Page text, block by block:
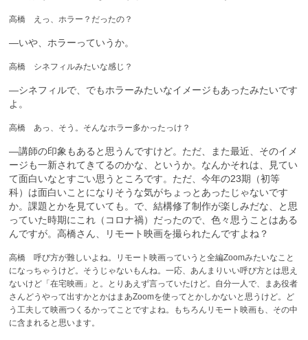
高橋 えっ、ホラー？だったの？
—いや、ホラーっていうか。
高橋 シネフィルみたいな感じ？
—シネフィルで、でもホラーみたいなイメージもあったみたいです
よ。
高橋 あっ、そう。そんなホラー多かったっけ？
—講師の印象もあると思うんですけど。ただ、また最近、そのイメ
ージも一新されてきてるのかな、というか。なんかそれは、見てい
て面白いなとすごい思うところです。ただ、今年の23期（初等
科）は面白いことになりそうな気がちょっとあったじゃないです
か。課題とかを見ていても。で、結構修了制作が楽しみだな、と思
っていた時期にこれ（コロナ禍）だったので、色々思うことはある
んですが。高橋さん、リモート映画を撮られたんですよね？
高橋 呼び方が難しいよね。リモート映画っていうと全編Zoomみたいなこと
になっちゃうけど。そうじゃないもんね。一応、あんまりいい呼び方とは思え
ないけど「在宅映画」と。とりあえず言っていたけど。自分一人で、まあ役者
さんどうやって出すかとかはまあZoomを使ってとかしかないと思うけど。ど
う工夫して映画つくるかってことですよね。もちろんリモート映画も、その中
に含まれると思います。